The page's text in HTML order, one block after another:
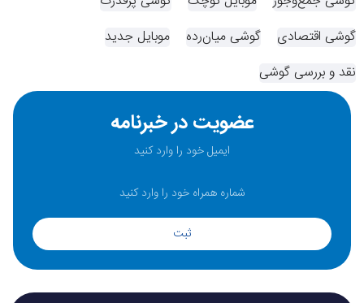
گوشی اقتصادی
گوشی میان‌رده
موبایل جدید
نقد و بررسی گوشی
عضویت در خبرنامه
ثبت